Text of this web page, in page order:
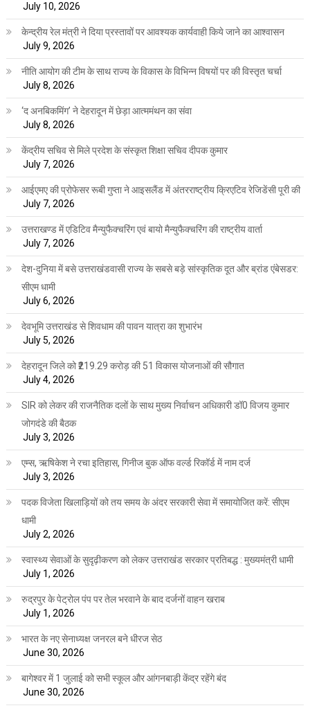
July 10, 2026
केन्द्रीय रेल मंत्री ने दिया प्रस्तावों पर आवश्यक कार्यवाही किये जाने का आश्वासन
July 9, 2026
नीति आयोग की टीम के साथ राज्य के विकास के विभिन्न विषयों पर की विस्तृत चर्चा
July 8, 2026
‘द अनबिकमिंग’ ने देहरादून में छेड़ा आत्ममंथन का संवा
July 8, 2026
केंद्रीय सचिव से मिले प्रदेश के संस्कृत शिक्षा सचिव दीपक कुमार
July 7, 2026
आईएमए की प्रोफेसर रूबी गुप्ता ने आइसलैंड में अंतरराष्ट्रीय क्रिएटिव रेजिडेंसी पूरी की
July 7, 2026
उत्तराखण्ड में एडिटिव मैन्युफैक्चरिंग एवं बायो मैन्युफैक्चरिंग की राष्ट्रीय वार्ता
July 7, 2026
देश-दुनिया में बसे उत्तराखंडवासी राज्य के सबसे बड़े सांस्कृतिक दूत और ब्रांड एंबेसडर:
सीएम धामी
July 6, 2026
देवभूमि उत्तराखंड से शिवधाम की पावन यात्रा का शुभारंभ
July 5, 2026
देहरादून जिले को ₹219.29 करोड़ की 51 विकास योजनाओं की सौगात
July 4, 2026
SIR को लेकर की राजनैतिक दलों के साथ मुख्य निर्वाचन अधिकारी डॉ0 विजय कुमार
जोगदंडे की बैठक
July 3, 2026
एम्स, ऋषिकेश ने रचा इतिहास, गिनीज बुक ऑफ वर्ल्ड रिकॉर्ड में नाम दर्ज
July 3, 2026
पदक विजेता खिलाड़ियों को तय समय के अंदर सरकारी सेवा में समायोजित करें: सीएम
धामी
July 2, 2026
स्वास्थ्य सेवाओं के सुदृढ़ीकरण को लेकर उत्तराखंड सरकार प्रतिबद्ध : मुख्यमंत्री धामी
July 1, 2026
रुद्रपुर के पेट्रोल पंप पर तेल भरवाने के बाद दर्जनों वाहन खराब
July 1, 2026
भारत के नए सेनाध्यक्ष जनरल बने धीरज सेठ
June 30, 2026
बागेश्वर में 1 जुलाई को सभी स्कूल और आंगनबाड़ी केंद्र रहेंगे बंद
June 30, 2026